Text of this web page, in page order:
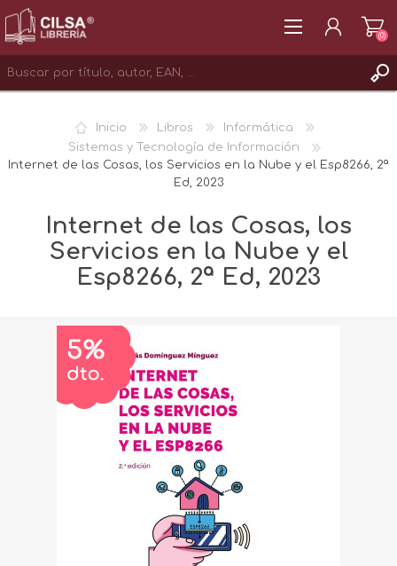
INICIAR SESIÓN
(0)
Inicio Libros
Informática
Sistemas y Tecnología de Información
Internet de las Cosas, los Servicios en la Nube y el Esp8266, 2ª
Ed, 2023
Internet de las Cosas, los
Servicios en la Nube y el
Esp8266, 2ª Ed, 2023